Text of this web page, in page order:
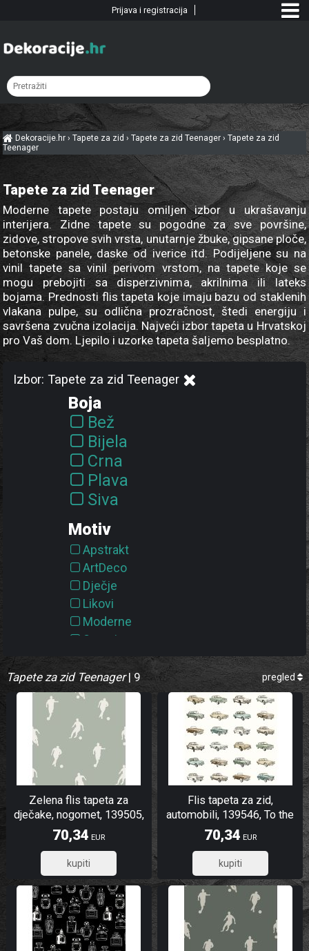
Dekoracije.hr›Tapete za zid ›Tapete za zid Teenager ›Tapete za zid
Teenager
Tapete za zid Teenager
Moderne tapete postaju omiljen izbor u ukrašavanju
interijera. Zidne tapete su pogodne za sve površine,
zidove, stropove svih vrsta, unutarnje žbuke, gipsane ploče,
betonske panele, daske od iverice itd. Podijeljene su na
vinil tapete sa vinil perivom vrstom, na tapete koje se
mogu prebojiti sa disperzivnima, akrilnima ili lateks
bojama. Prednosti flis tapeta koje imaju bazu od staklenih
vlakana pulpe, su odlična prozračnost, štedi energiju i
savršena zvučna izolacija. Najveći izbor tapeta u Hrvatskoj
pro Vaš dom. Ljepilo i uzorke tapeta šaljemo besplatno.
Izbor: Tapete za zid Teenager
Boja
Bež
Bijela
Crna
Plava
Siva
Smeđa
Zelena
Motiv
Apstrakt
ArtDeco
Dječje
Likovi
Moderne
Svemir
Teenager
Vozila
Tapete za zid Teenager| 9 pregled
Zelena flis tapeta za
dječake, nogomet, 139505,
To the Moon and Back, Esta
Home
70,34 EUR
56,27
Flis tapeta za zid,
automobili, 139546, To the
Moon and Back, Esta Home
70,34 EUR
56,27
Prijava i registracija